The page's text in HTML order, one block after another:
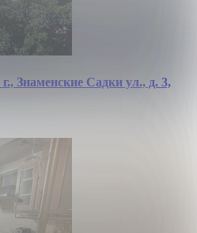
Знаменские Садки ул., д. 3,